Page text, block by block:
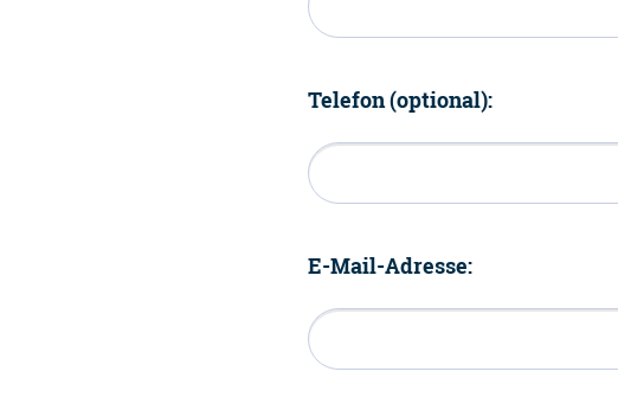
Telefon (optional):
E-Mail-Adresse: